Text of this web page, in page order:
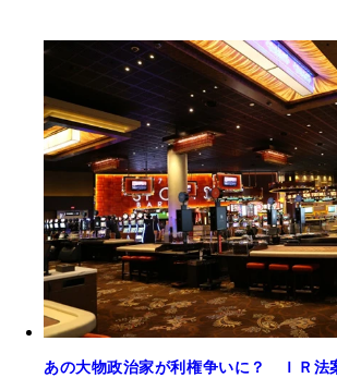
あの大物政治家が利権争いに？ ＩＲ法